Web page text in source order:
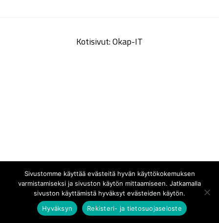
Kotisivut: Okap-IT
Sivustomme käyttää evästeitä hyvän käyttökokemuksen
varmistamiseksi ja sivuston käytön mittaamiseen. Jatkamalla
sivuston käyttämistä hyväksyt evästeiden käytön.
Hyväksyn
Rekisteri- ja tietosuojaseloste